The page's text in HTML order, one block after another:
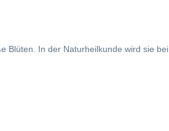
Blüten. In der Naturheilkunde wird sie bei